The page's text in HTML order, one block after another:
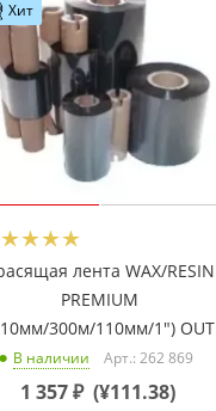
Хит
лента WAX/RESIN
PREMIUM
300м/110мм/1") OUT
В наличии Арт.: 262 869
1 357₽ (¥111.38)